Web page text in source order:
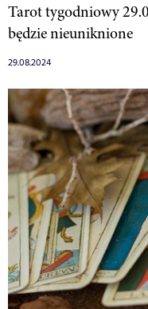
Tarot tygodniowy
będzie nieuniknione
29.08.2024